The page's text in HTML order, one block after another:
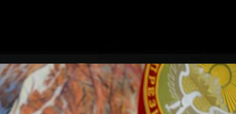
ГЕНДЕРДИК
ЗОМБУЛУКТАН КОРГОО
07.08.2026